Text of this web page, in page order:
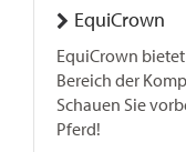
EquiCrown
EquiCrown
Bereich der
Schauen Sie
Pferd!